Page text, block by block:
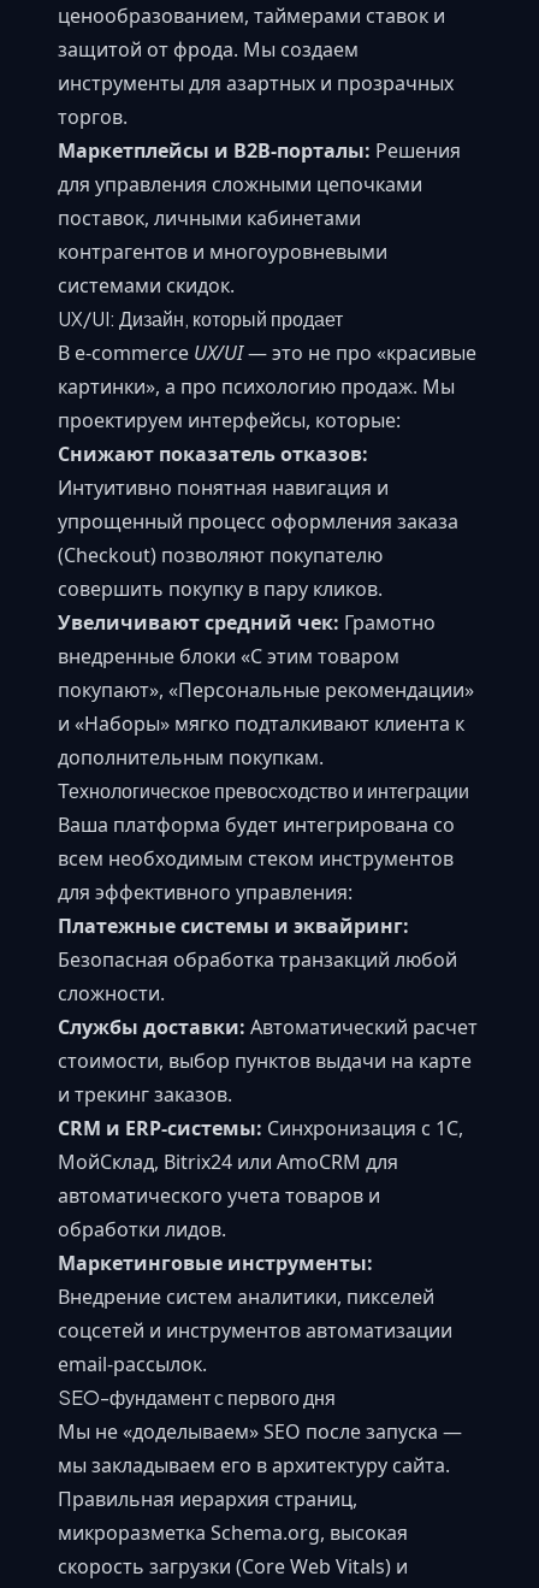
ценообразованием, таймерами ставок и
защитой от фрода. Мы создаем
инструменты для азартных и прозрачных
торгов.
Маркетплейсы и B2B-порталы: Решения
для управления сложными цепочками
поставок, личными кабинетами
контрагентов и многоуровневыми
системами скидок.
UX/UI: Дизайн, который продает
В e-commerce UX/UI— это не про «красивые
картинки», а про психологию продаж. Мы
проектируем интерфейсы, которые:
Снижают показатель отказов:
Интуитивно понятная навигация и
упрощенный процесс оформления заказа
(Checkout) позволяют покупателю
совершить покупку в пару кликов.
Увеличивают средний чек: Грамотно
внедренные блоки «С этим товаром
покупают», «Персональные рекомендации»
и «Наборы» мягко подталкивают клиента к
дополнительным покупкам.
Технологическое превосходство и интеграции
Ваша платформа будет интегрирована со
всем необходимым стеком инструментов
для эффективного управления:
Платежные системы и эквайринг:
Безопасная обработка транзакций любой
сложности.
Службы доставки: Автоматический расчет
стоимости, выбор пунктов выдачи на карте
и трекинг заказов.
CRM и ERP-системы: Синхронизация с 1С,
МойСклад, Bitrix24 или AmoCRM для
автоматического учета товаров и
обработки лидов.
Маркетинговые инструменты:
Внедрение систем аналитики, пикселей
соцсетей и инструментов автоматизации
email-рассылок.
SEO-фундамент с первого дня
Мы не «доделываем» SEO после запуска —
мы закладываем его в архитектуру сайта.
Правильная иерархия страниц,
микроразметка Schema.org, высокая
скорость загрузки (Core Web Vitals) и